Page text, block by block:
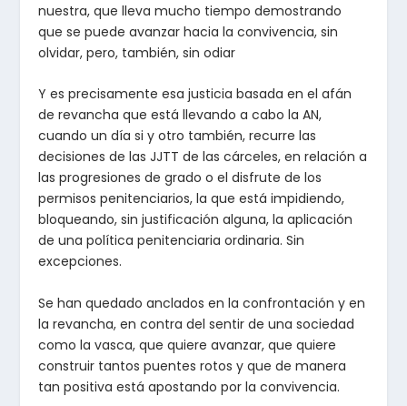
nuestra, que lleva mucho tiempo demostrando
que se puede avanzar hacia la convivencia, sin
olvidar, pero, también, sin odiar
Y es precisamente esa justicia basada en el afán
de revancha que está llevando a cabo la AN,
cuando un día si y otro también, recurre las
decisiones de las JJTT de las cárceles, en relación a
las progresiones de grado o el disfrute de los
permisos penitenciarios, la que está impidiendo,
bloqueando, sin justificación alguna, la aplicación
de una política penitenciaria ordinaria. Sin
excepciones.
Se han quedado anclados en la confrontación y en
la revancha, en contra del sentir de una sociedad
como la vasca, que quiere avanzar, que quiere
construir tantos puentes rotos y que de manera
tan positiva está apostando por la convivencia.